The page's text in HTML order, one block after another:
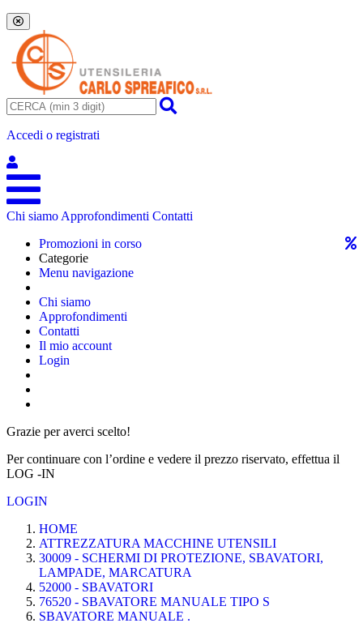
Accedi o registrati
Chi siamo Approfondimenti Contatti
Promozioni in corso
Categorie
Menu navigazione
Chi siamo
Approfondimenti
Contatti
Il mio account
Login
Grazie per averci scelto!
Per continuare con l’ordine e vedere il prezzo riservato, effettua il
LOG -IN
LOGIN
HOME
ATTREZZATURA MACCHINE UTENSILI
30009 - SCHERMI DI PROTEZIONE, SBAVATORI,
LAMPADE, MARCATURA
52000 - SBAVATORI
76520 - SBAVATORE MANUALE TIPO S
SBAVATORE MANUALE .